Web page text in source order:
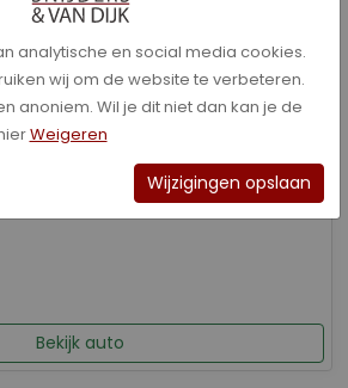
40 TFSI e Advanced edition
Bekijk auto
analytische en social media cookies.
wij om de website te verbeteren.
anoniem. Wil je dit niet dan kan je de
Weigeren
Wijzigingen opslaan